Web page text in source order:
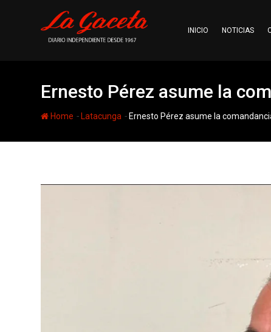
INICIO NOTICIAS
Ernesto Pérez asume la
Home - Latacunga - Ernesto Pérez asume la